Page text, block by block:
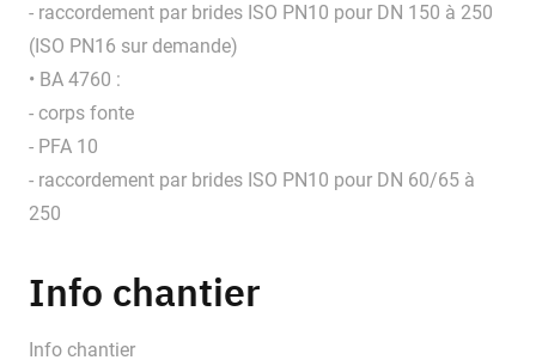
- raccordement par brides ISO PN10 pour DN 150 à 250
(ISO PN16 sur demande)
• BA 4760 :
- corps fonte
- PFA 10
- raccordement par brides ISO PN10 pour DN 60/65 à
250
Info chantier
Info chantier